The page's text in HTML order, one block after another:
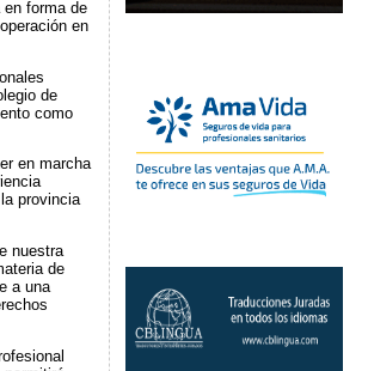
forma de
en
de
como
en marcha
provincia
nuestra
de
a una